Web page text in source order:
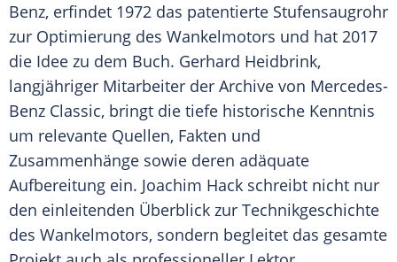
Benz, erfindet 1972 das patentierte Stufensaugrohr
zur Optimierung des Wankelmotors und hat 2017
die Idee zu dem Buch. Gerhard Heidbrink,
langjähriger Mitarbeiter der Archive von Mercedes-
Benz Classic, bringt die tiefe historische Kenntnis
um relevante Quellen, Fakten und
Zusammenhänge sowie deren adäquate
Aufbereitung ein. Joachim Hack schreibt nicht nur
den einleitenden Überblick zur Technikgeschichte
des Wankelmotors, sondern begleitet das gesamte